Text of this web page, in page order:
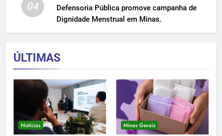
04
Defensoria Pública promove campanha de
Dignidade Menstrual em Minas.
ÚLTIMAS
Notícias Minas Gerais